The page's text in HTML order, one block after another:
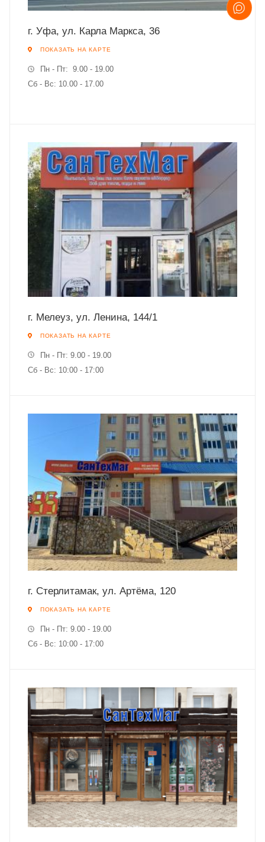
г. Уфа, ул. Карла Маркса, 36
ПОКАЗАТЬ НА КАРТЕ
Пн - Пт: 9.00 - 19.00
Сб - Вс: 10.00 - 17.00
г. Мелеуз, ул. Ленина, 144/1
ПОКАЗАТЬ НА КАРТЕ
Пн - Пт: 9.00 - 19.00
Сб - Вс: 10:00 - 17:00
г. Стерлитамак, ул. Артёма, 120
ПОКАЗАТЬ НА КАРТЕ
Пн - Пт: 9.00 - 19.00
Сб - Вс: 10:00 - 17:00